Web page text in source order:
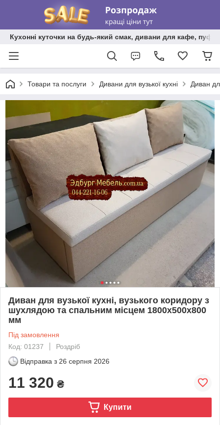
Кухонні куточки на будь-який смак, дивани для кафе,
Товари та послуги Дивани для вузької кухні Диван
Диван для вузької кухні, вузького коридору з
шухлядою та спальним місцем 1800х500х800
мм
Під замовлення
Код: 01237
Роздріб
Відправка з 26 серпня 2026
11 320 ₴
Купити